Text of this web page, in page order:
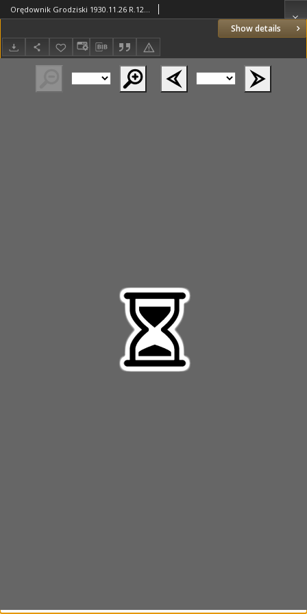
Show details
Orędownik Grodziski 1930.11.26 R.12 Nr95